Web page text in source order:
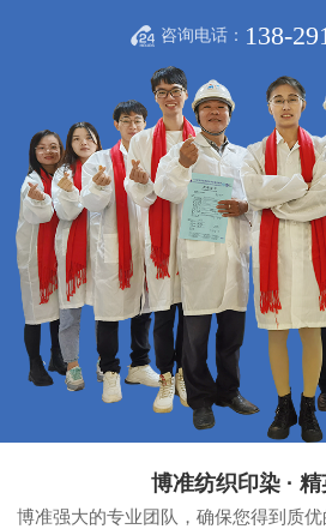
咨询电话： 138-
博准纺织印染 ·
博准强大的专业团队，确保您得到质